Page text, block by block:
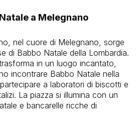
a Melegnano
nel cuore di Melegnano, sorge
di Babbo Natale della Lombardia.
in un luogo incantato,
incontrare Babbo Natale nella
a laboratori di biscotti e
La piazza si illumina con un
e bancarelle ricche di